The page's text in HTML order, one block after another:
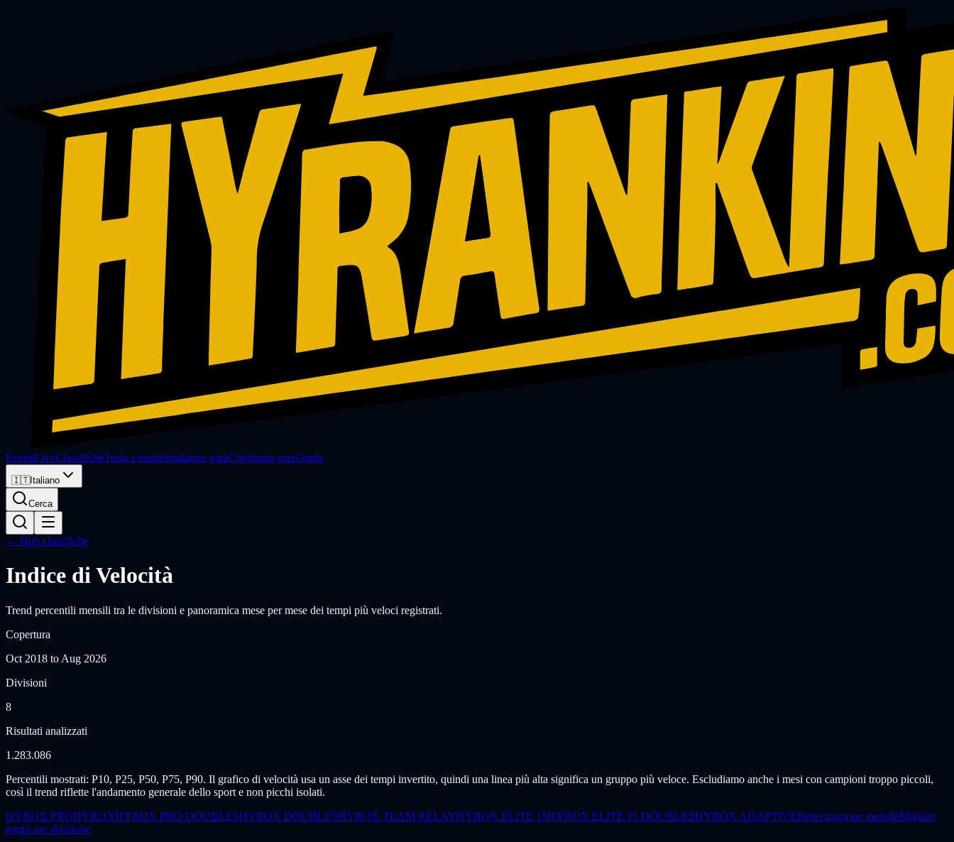
EventiLiveClassificheTesta a testaSimulatore garaConfronta gareGuide
🇮🇹Italiano
Cerca
← Hub classifiche
Indice di Velocità
Trend percentili mensili tra le divisioni e panoramica mese per mese dei tempi più veloci registrati.
Copertura
Oct 2018 to Aug 2026
Divisioni
8
Risultati analizzati
1.283.086
Percentili mostrati: P10, P25, P50, P75, P90. Il grafico di velocità usa un asse dei tempi invertito, quindi una linea più alta significa un gruppo più veloce. Escludiamo anche i mesi con campioni troppo piccoli,
così il trend riflette l'andamento generale dello sport e non picchi isolati.
HYROX PROHYROXHYROX PRO DOUBLESHYROX DOUBLESHYROX TEAM RELAYHYROX ELITE 15HYROX ELITE 15 DOUBLESHYROX ADAPTIVEPartecipazione mensileMigliori
tempi per divisione